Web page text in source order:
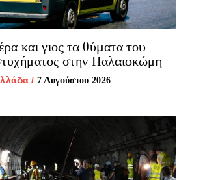
και γιος τα θύματα του
στην Παλαιοκώμη
/ 7 Αυγούστου 2026